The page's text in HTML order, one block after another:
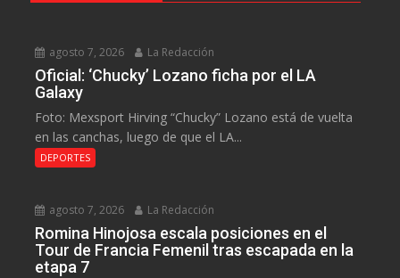
agosto 7, 2026 La Redacción
Oficial: ‘Chucky’ Lozano ficha por el LA
Galaxy
Foto: Mexsport Hirving “Chucky” Lozano está de vuelta
en las canchas, luego de que el LA...
DEPORTES
agosto 7, 2026 La Redacción
Romina Hinojosa escala posiciones en el
Tour de Francia Femenil tras escapada en la
etapa 7